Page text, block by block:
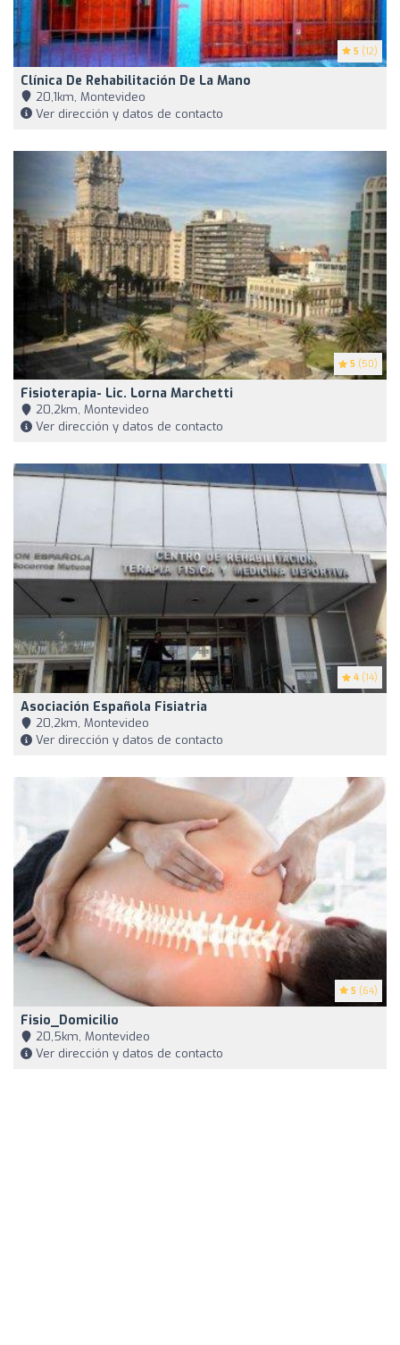
5 (12)
Clínica De Rehabilitación De La Mano
20,1km, Montevideo
Ver dirección y datos de contacto
5 (50)
Fisioterapia- Lic. Lorna Marchetti
20,2km, Montevideo
Ver dirección y datos de contacto
4 (14)
Asociación Española Fisiatria
20,2km, Montevideo
Ver dirección y datos de contacto
5 (64)
Fisio_Domicilio
20,5km, Montevideo
Ver dirección y datos de contacto